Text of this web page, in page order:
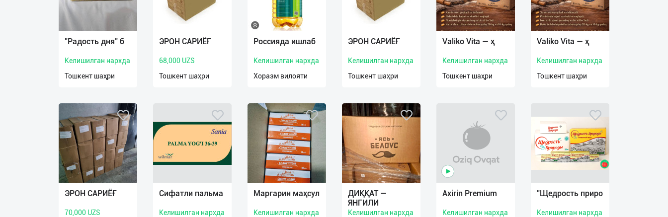
"Радость дня" б
Келишилган нархда
Тошкент шаҳри
ЭРОН САРИЁҒ
68,000 UZS
Тошкент шаҳри
Россияда ишлаб
Келишилган нархда
Хоразм вилояти
ЭРОН САРИЁҒ
Келишилган нархда
Тошкент шаҳри
Valiko Vita — ҳ
Келишилган нархда
Тошкент шаҳри
Valiko Vita — ҳ
Келишилган нархда
Тошкент шаҳри
ЭРОН САРИЁҒ
70,000 UZS
Сифатли пальма
Келишилган нархда
Маргарин маҳсул
Келишилган нархда
ДИҚҚАТ —
ЯНГИЛИ
Келишилган нархда
Axirin Premium
Келишилган нархда
"Щедрость приро
Келишилган нархда